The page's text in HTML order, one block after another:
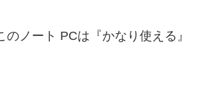
ノート PCは『かなり使える』